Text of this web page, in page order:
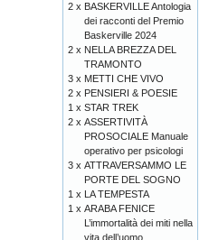
2 x BASKERVILLE Antologia
dei racconti del Premio
Baskerville 2024
2 x NELLA BREZZA DEL
TRAMONTO
3 x METTI CHE VIVO
2 x PENSIERI & POESIE
1 x STAR TREK
2 x ASSERTIVITÀ
PROSOCIALE Manuale
operativo per psicologi
3 x ATTRAVERSAMMO LE
PORTE DEL SOGNO
1 x LA TEMPESTA
1 x ARABA FENICE
L’immortalità dei miti nella
vita dell’uomo